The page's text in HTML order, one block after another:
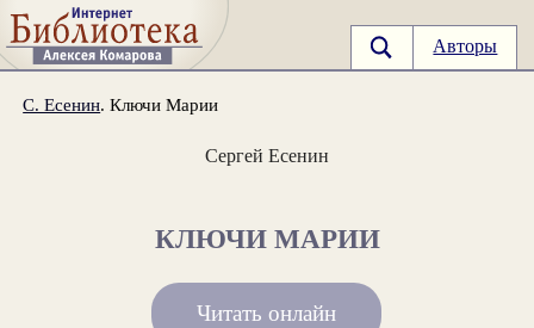
Авторы
С. Есенин. Ключи Марии
Сергей Есенин
КЛЮЧИ МАРИИ
Читать онлайн